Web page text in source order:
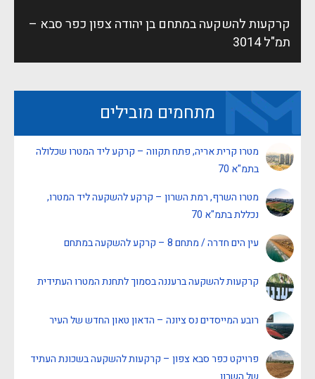
קרקעות להשקעה במתחם בן יהודה צפון כפר סבא –
תמ"ל 3014
מתחמים מובילים
מטרו קרית אריה, פתח תקווה – קרקע ליד המטרו שכלולה
בתמ"א 70
מטרו השרף, רמת השרון – קרקע להשקעה ליד המטרו,
נכללת בתמ"א 70
עין הים חדרה / מתחם 8 – קרקע להשקעה במתחם
קרקעות להשקעה ברעננה בסמוך לתחנת המטרו העתידית
רובע המייסדים נס ציונה – הדאון טאון החדש של העיר
פרויקט כפר סבא צפון – קרקעות להשקעה בשכונת העתיד